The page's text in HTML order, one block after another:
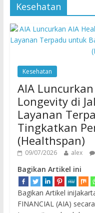
Kesehatan
Kesehatan
AIA
Longevity di
Layanan
Tingkatkan
(Healthspan)
09/07/2026 alex
Bagikan Artikel ini
Bagikan Artikel
FINANCIAL (AIA)